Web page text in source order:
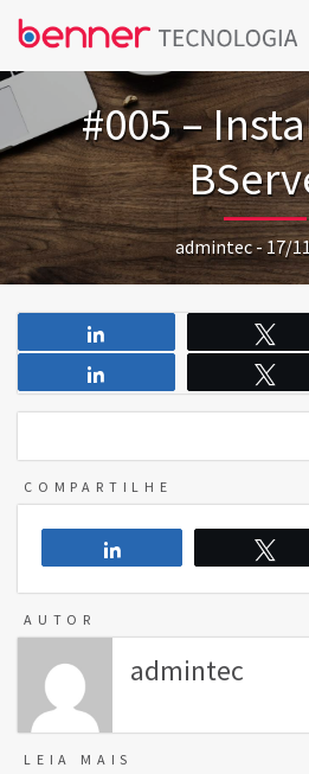
#005 –
admintec - 17/
COMPARTILHE
AUTOR
admintec
LEIA MAIS